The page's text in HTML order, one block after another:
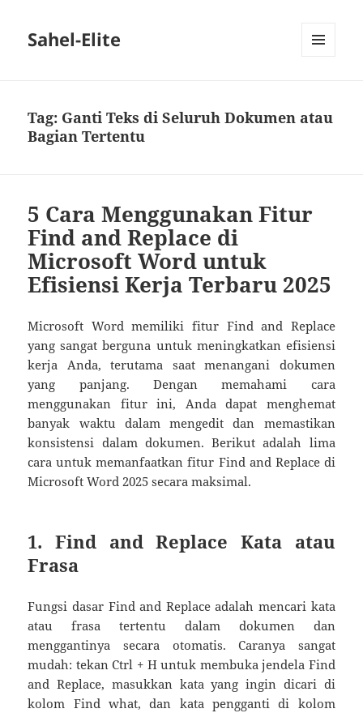
Sahel-Elite
Tag: Ganti Teks di Seluruh Dokumen atau
Bagian Tertentu
5 Cara Menggunakan Fitur
Find and Replace di
Microsoft Word untuk
Efisiensi Kerja Terbaru 2025
Microsoft Word memiliki fitur Find and Replace
yang sangat berguna untuk meningkatkan efisiensi
kerja Anda, terutama saat menangani dokumen
yang panjang. Dengan memahami cara
menggunakan fitur ini, Anda dapat menghemat
banyak waktu dalam mengedit dan memastikan
konsistensi dalam dokumen. Berikut adalah lima
cara untuk memanfaatkan fitur Find and Replace di
Microsoft Word 2025 secara maksimal.
1. Find and Replace Kata atau
Frasa
Fungsi dasar Find and Replace adalah mencari kata
atau frasa tertentu dalam dokumen dan
menggantinya secara otomatis. Caranya sangat
mudah: tekan Ctrl + H untuk membuka jendela Find
and Replace, masukkan kata yang ingin dicari di
kolom Find what, dan kata pengganti di kolom